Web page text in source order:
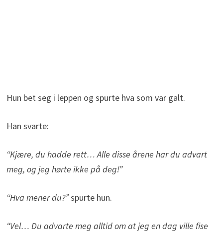
Hun bet seg i leppen og spurte hva som var galt.
Han svarte:
“Kjære, du hadde rett… Alle disse årene har du advart
meg, og jeg hørte ikke på deg!”
“Hva mener du?”spurte hun.
“Vel… Du advarte meg alltid om at jeg en dag ville fise